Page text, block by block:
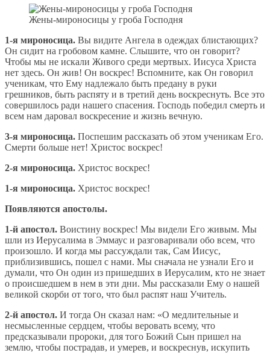
Жены-мироносицы у гроба Господня
1-я мироносица. Вы видите Ангела в одеждах блистающих?
Он сидит на гробовом камне. Слышите, что он говорит?
Чтобы мы не искали Живого среди мертвых. Иисуса Христа
нет здесь. Он жив! Он воскрес! Вспомните, как Он говорил
ученикам, что Ему надлежало быть предану в руки
грешников, быть распяту и в третий день воскреснуть. Все это
совершилось ради нашего спасения. Господь победил смерть и
всем нам даровал воскресение и жизнь вечную.
3-я мироносица. Поспешим рассказать об этом ученикам Его.
Смерти больше нет! Христос воскрес!
2-я мироносица. Христос воскрес!
1-я мироносица. Христос воскрес!
Появляются апостолы.
1-й апостол. Воистину воскрес! Мы видели Его живым. Мы
шли из Иерусалима в Эммаус и разговаривали обо всем, что
произошло. И когда мы рассуждали так, Сам Иисус,
приблизившись, пошел с нами. Мы сначала не узнали Его и
думали, что Он один из пришедших в Иерусалим, кто не знает
о происшедшем в нем в эти дни. Мы рассказали Ему о нашей
великой скорби от того, что был распят наш Учитель.
2-й апостол. И тогда Он сказал нам: «О медлительные и
несмысленные сердцем, чтобы веровать всему, что
предсказывали пророки, для того Божий Сын пришел на
землю, чтобы пострадав, и умерев, и воскреснув, искупить